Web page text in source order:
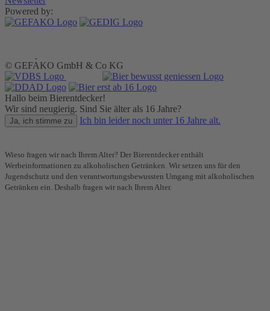
Powered by:
© GEFAKO GmbH & Co KG
Hallo beim Bierentdecker!
Wir sind neugierig. Sind Sie älter als 16 Jahre?
Ja, ich stimme zu Ich bin leider noch unter 16 Jahre alt.
Wieso fragen wir nach Ihrem Alter? Der Bierentdecker enthält
Werbeinformationen zu alkoholischen Getränken. Wir setzen uns für den
Jugendschutz und den verantwortungsbewussten Umgang mit alkoholischen
Getränken ein. Deshalb fragen wir nach Ihrem Alter.